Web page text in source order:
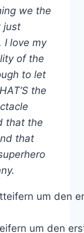
we the
just
I love my
of the
to let
the
that the
that
um den